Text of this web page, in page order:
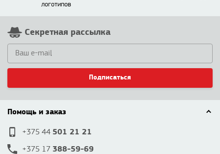
логотипов
Секретная рассылка
Подписаться
Помощь и заказ
+375 44 501 21 21
+375 17 388-59-69